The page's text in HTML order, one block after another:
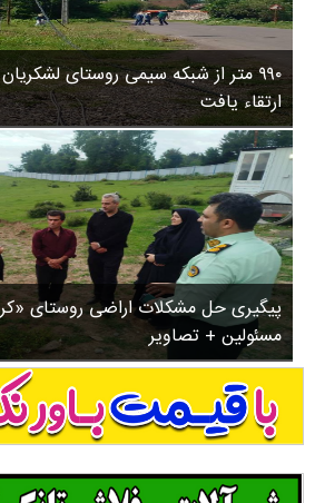
روستاها
ورزشی
سیاسی
چندرسانه ای
مسیر گردشگری دیلمان
درباره ما
۹۹۰ متر از شبکه سیمی روستای
ارتقاء یافت
پیگیری حل مشکلات اراضی روستای
مسئولین + تصاویر
۳
۵
۸
ب
ا
ز
ن
ش
س
ت
ش
د
.